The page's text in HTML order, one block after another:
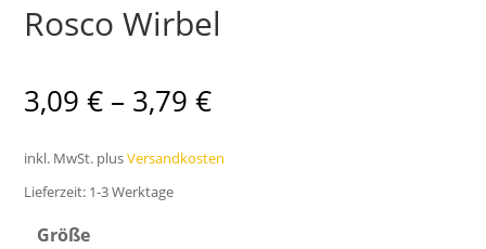
Rosco Wirbel
3,09€ – 3,79€
inkl. MwSt. plusVersandkosten
Lieferzeit: 1-3 Werktage
Größe